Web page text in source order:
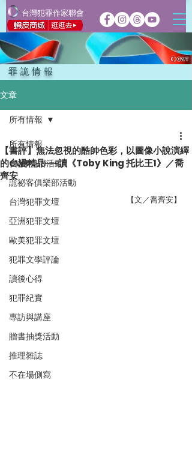
台灣犯罪作家聯會
罪詭情報
文章
所有情報
CWT犯聯活動
詭祕客俱樂部活動
台灣犯罪文壇
亞洲犯罪文壇
歐美犯罪文壇
犯罪文學評論
讀後心得
犯罪紀實
專訪與講座
贈書抽獎活動
推理雜誌
不在場側寫
所有情報
【書評】無法忽視的酷帥色彩，以圖像小說演繹
的台漫精品──讀《Toby King 托比王1》／喬
齊安
【文／喬齊安】